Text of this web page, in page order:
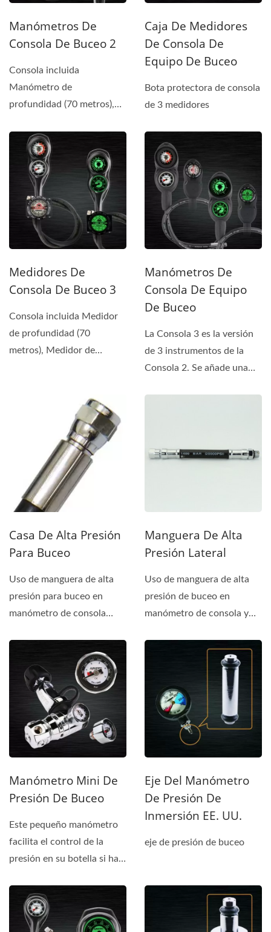
Manómetros De
Consola De Buceo 2
Consola incluida
Manómetro de
profundidad (70 metros),
(400 BAR), Manguera...
Caja De Medidores
De Consola De
Equipo De Buceo
Bota protectora de consola
de 3 medidores
Medidores De
Consola De Buceo 3
Consola incluida Medidor
de profundidad (70
metros), Medidor de
Manómetros De
Consola De Equipo
De Buceo
La Consola 3 es la versión
de 3 instrumentos de la
Consola 2. Se añade una
Casa De Alta Presión
Para Buceo
Uso de manguera de alta
presión para buceo en
manómetro de consola
Manguera De Alta
Presión Lateral
Uso de manguera de alta
presión de buceo en
manómetro de consola y
Certificación:...
Manómetro Mini De
Presión De Buceo
Este pequeño manómetro
facilita el control de la
presión en su botella si hay
Eje Del Manómetro
De Presión De
Inmersión EE. UU.
eje de presión de buceo